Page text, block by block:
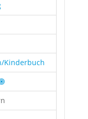
Kinderbuch